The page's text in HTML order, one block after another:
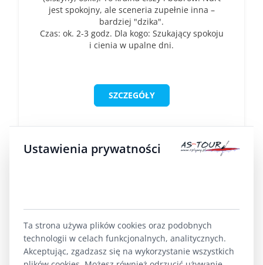
jest spokojny, ale sceneria zupełnie inna –
bardziej "dzika".
Czas: ok. 2-3 godz. Dla kogo: Szukający spokoju
i cienia w upalne dni.
SZCZEGÓŁY
Ustawienia prywatności
Ta strona używa plików cookies oraz podobnych
technologii w celach funkcjonalnych, analitycznych.
Akceptując, zgadzasz się na wykorzystanie wszystkich